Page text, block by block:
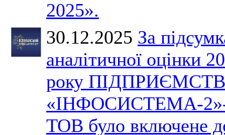
2025».
30.12.2025 За
аналітичної оцінки
року
«ІНФОСИСТЕМА-
ТОВ було включене